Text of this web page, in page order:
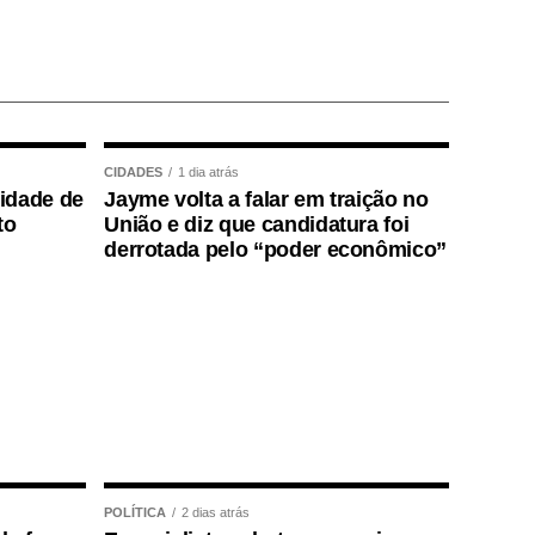
de
CIDADES 1 dia atrás
Jayme volta a falar em traição no
União e diz que candidatura foi
derrotada pelo “poder econômico”
POLÍTICA 2 dias atrás